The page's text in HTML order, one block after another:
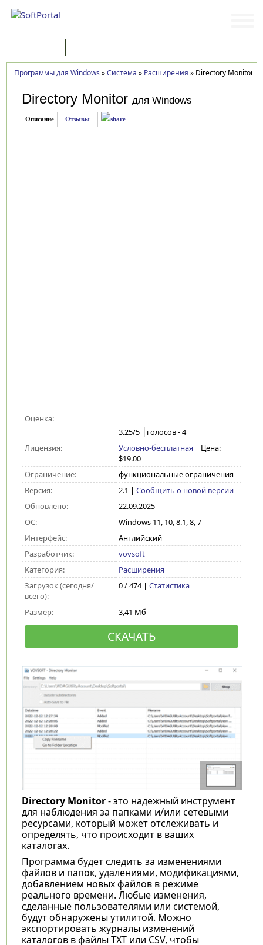
Программы для Windows »Система » Расширения »Directory Monitor
Directory Monitor для Windows
Описание Отзывы
Оценка:
3.25/5 голосов -4
Лицензия:
Условно-бесплатная | Цена:
$19.00
Ограничение:
функциональные ограничения
Версия:
2.1 | Сообщить о новой версии
Обновлено:
22.09.2025
ОС:
Windows 11, 10, 8.1, 8, 7
Интерфейс:
Английский
Разработчик:
vovsoft
Категория:
Расширения
Загрузок (сегодня/
всего):
0 / 474 | Статистика
Размер: 3,41 Мб
СКАЧАТЬ
Directory Monitor- это надежный инструмент
для наблюдения за папками и/или сетевыми
ресурсами, который может отслеживать и
определять, что происходит в ваших
каталогах.
Программа будет следить за изменениями
файлов и папок, удалениями, модификациями,
добавлением новых файлов в режиме
реального времени. Любые изменения,
сделанные пользователями или системой,
будут обнаружены утилитой. Можно
экспортировать журналы изменений
каталогов в файлы TXT или CSV, чтобы